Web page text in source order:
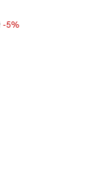
-5%